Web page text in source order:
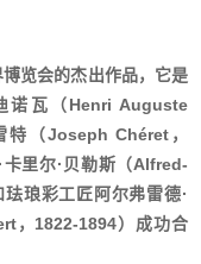
览会的杰出作品，它是
诺瓦 （Henri Auguste
特（Joseph Chéret，
·卡里尔· 贝勒斯（Alfred-
珐琅彩工匠阿尔弗雷德·
， 1822-1894）成功合